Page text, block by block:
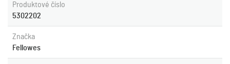
Produktové číslo
5302202
Značka
Fellowes